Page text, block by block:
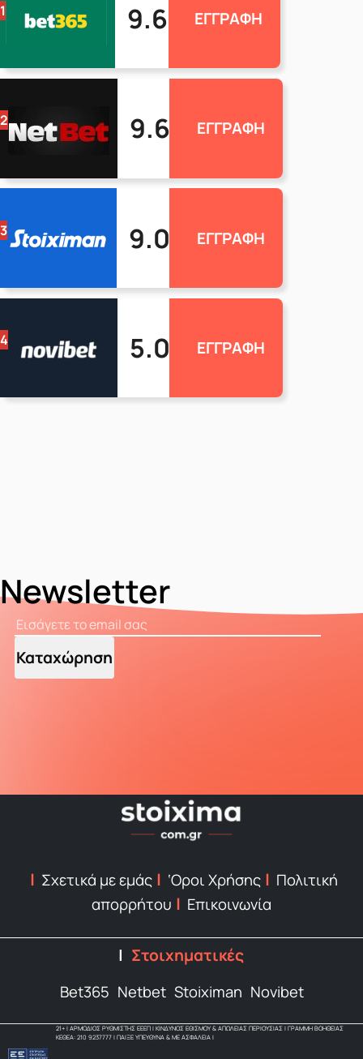
1 9.6 ΕΓΓΡΑΦΗ
2 9.6 ΕΓΓΡΑΦΗ
3 9.0 ΕΓΓΡΑΦΗ
4 5.0 ΕΓΓΡΑΦΗ
Newsletter
Καταχώρηση
Σχετικά με εμάς ‘Οροι Χρήσης
Πολιτική
απορρήτου
Επικοινωνία
Στοιχηματικές
Bet365 Netbet Stoiximan Novibet
21+ | ΑΡΜΟΔΙΟΣ ΡΥΘΜΙΣΤΗΣ ΕΕΕΠ | ΚΙΝΔΥΝΟΣ ΕΘΙΣΜΟΥ & ΑΠΩΛΕΙΑΣ ΠΕΡΙΟΥΣΙΑΣ | ΓΡΑΜΜΗ ΒΟΗΘΕΙΑΣ
ΚΕΘΕΑ: 210 9237777 | ΠΑΙΞΕ ΥΠΕΥΘΥΝΑ & ΜΕ ΑΣΦΑΛΕΙΑ |